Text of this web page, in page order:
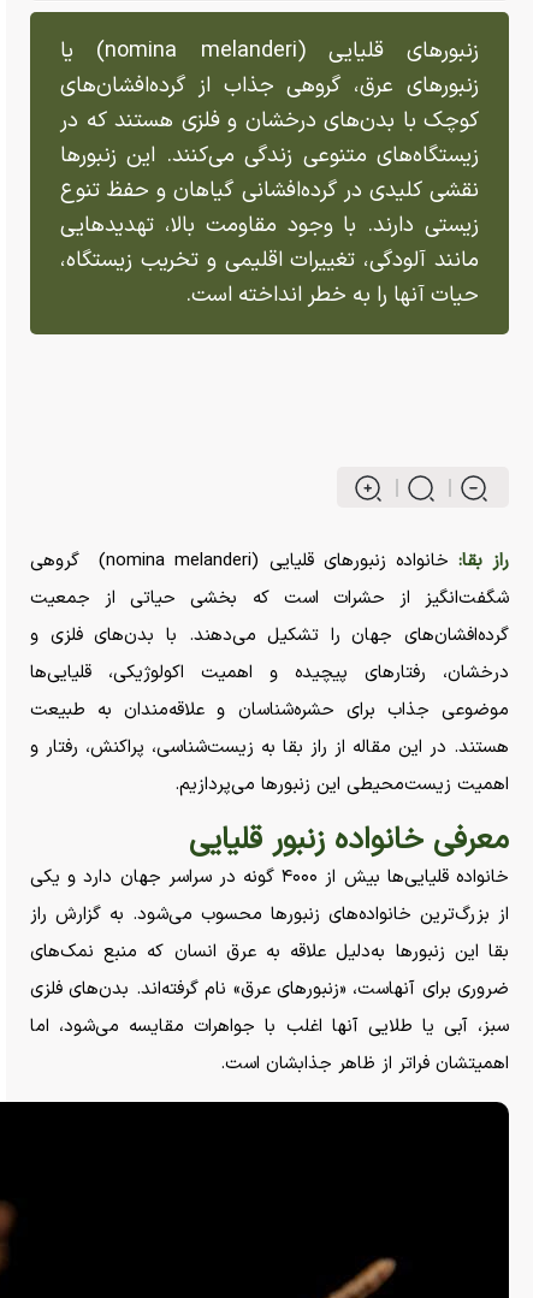
زنبور‌های قلیایی (nomina melanderi) یا
زنبور‌های عرق، گروهی جذاب از گرده‌افشان‌های
کوچک با بدن‌های درخشان و فلزی هستند که در
زیستگاه‌های متنوعی زندگی می‌کنند. این زنبور‌ها
نقشی کلیدی در گرده‌افشانی گیاهان و حفظ تنوع
زیستی دارند. با وجود مقاومت بالا، تهدید‌هایی
مانند آلودگی، تغییرات اقلیمی و تخریب زیستگاه،
حیات آنها را به خطر انداخته است.
راز بقا:
خانواده زنبور‌های قلیایی (nomina melanderi) گروهی
شگفت‌انگیز از حشرات است که بخشی حیاتی از جمعیت
گرده‌افشان‌های جهان را تشکیل می‌دهند. با بدن‌های فلزی و
درخشان، رفتار‌های پیچیده و اهمیت اکولوژیکی، قلیایی‌‌ها
موضوعی جذاب برای حشره‌شناسان و علاقه‌مندان به طبیعت
هستند. در این مقاله از راز بقا به زیست‌شناسی، پراکنش، رفتار و
اهمیت زیست‌محیطی این زنبور‌ها می‌پردازیم.
معرفی خانواده زنبور قلیایی
خانواده قلیایی‌‌ها بیش از ۴۰۰۰ گونه در سراسر جهان دارد و یکی
از بزرگ‌ترین خانواده‌های زنبور‌ها محسوب می‌شود. به گزارش راز
بقا این زنبور‌ها به‌دلیل علاقه به عرق انسان که منبع نمک‌های
ضروری برای آنهاست، «زنبور‌های عرق» نام گرفته‌اند. بدن‌های فلزی
سبز، آبی یا طلایی آنها اغلب با جواهرات مقایسه می‌شود، اما
اهمیتشان فراتر از ظاهر جذابشان است.